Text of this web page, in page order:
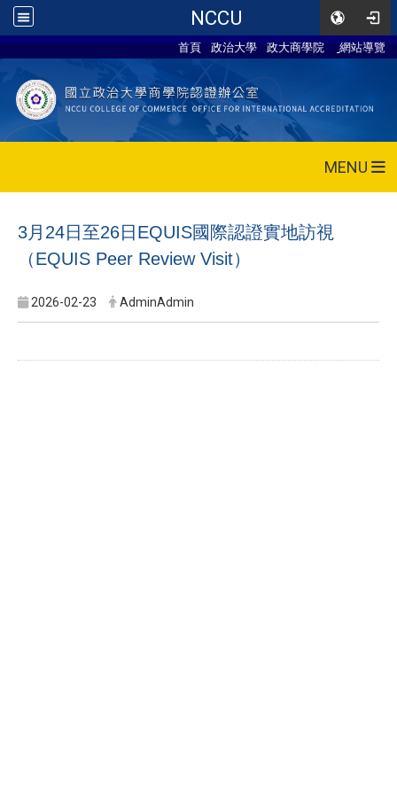
NCCU
首頁 政治大學 政大商學院 網站導覽
MENU
3月24日至26日EQUIS國際認證實地訪視
（EQUIS Peer Review Visit）
2026-02-23 AdminAdmin